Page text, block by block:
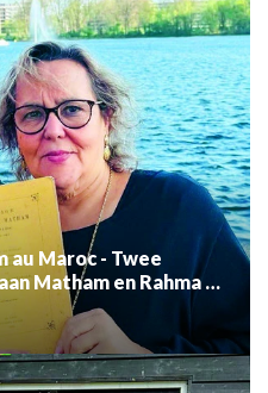
au Maroc - Twee
Matham en Rahma el